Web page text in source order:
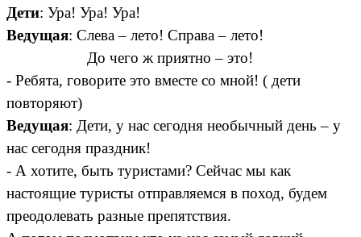
Дети: Ура! Ура! Ура!
Ведущая: Слева – лето! Справа – лето!
До чего ж приятно – это!
- Ребята, говорите это вместе со мной! ( дети
повторяют)
Ведущая: Дети, у нас сегодня необычный день – у
нас сегодня праздник!
- А хотите, быть туристами? Сейчас мы как
настоящие туристы отправляемся в поход, будем
преодолевать разные препятствия.